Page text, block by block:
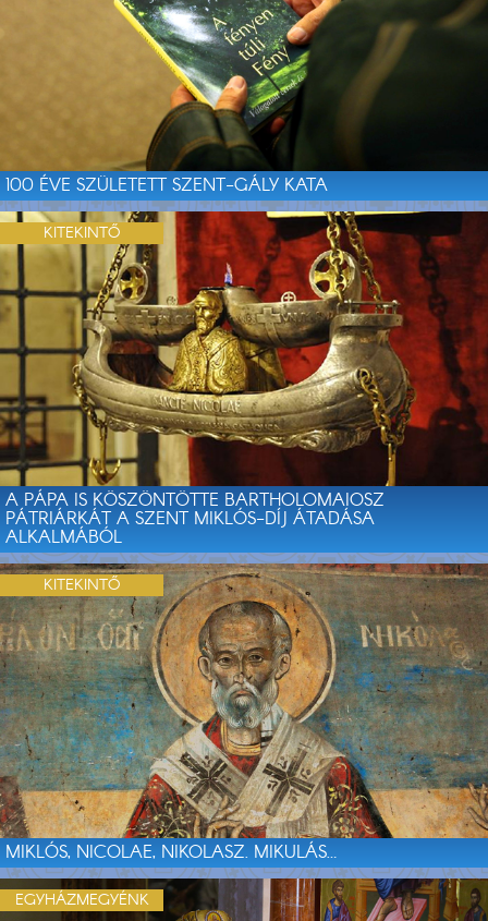
100 ÉVE SZÜLETETT SZENT-GÁLY KATA
A PÁPA IS KÖSZÖNTÖTTE BARTHOLOMAIOSZ
PÁTRIÁRKÁT A SZENT MIKLÓS-DÍJ ÁTADÁSA
ALKALMÁBÓL
KITEKINTŐ
MIKLÓS, NICOLAE, NIKOLASZ. MIKULÁS…
KITEKINTŐ
EGYHÁZMEGYÉNK